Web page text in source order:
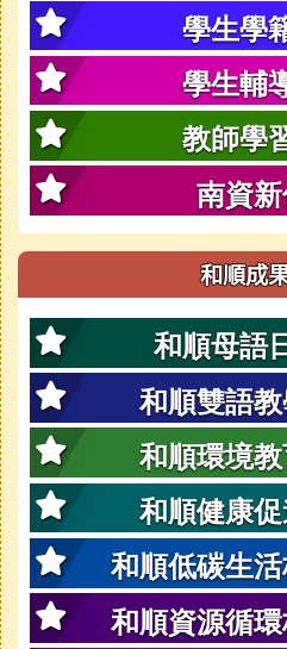
學生學
學生輔
教師學
南資
和順成
和順母語
和順雙語
和順環境
和順健康
和順低碳生
和順資源循